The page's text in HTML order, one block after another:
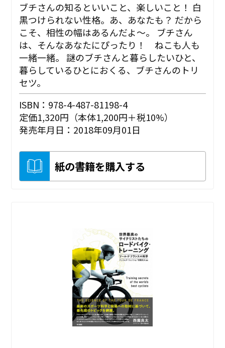
ブチさんの知るといいこと、楽しいこと！ 白
黒つけられない性格。あ、あなたも？ だから
こそ、相性の幅はあるんだよ～。 ブチさん
は、そんなあなたにぴったり！ ねこも人も
一緒一緒。 謎のブチさんと暮らしたいひと、
暮らしているひとにおくる、ブチさんのトリ
セツ。
ISBN：978-4-487-81198-4
定価1,320円（本体1,200円＋税10%）
発売年月日：2018年09月01日
紙の書籍を購入する